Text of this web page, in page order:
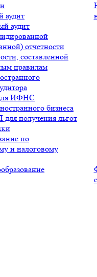
аудит
аудит
отчетности
составленной
правилам
ИФНС
бизнеса
получения льгот
по
и налоговому